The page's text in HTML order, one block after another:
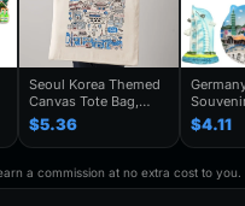
Seoul Korea Themed
Canvas Tote Bag,
Seoul Souvenir Gift,
Seoul City Shoulder
Bag For
Traveler,Trendy
Folding Shoulder Bag
$5.36
Kuwait
Stickers
Finland
Fridge
$4.11
a commission at no extra cost to you.